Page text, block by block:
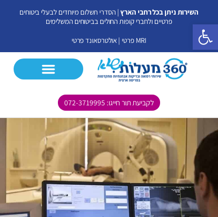
השירות ניתן בכל רחבי הארץ| הסדרי תשלום מיוחדים לבעלי ביטוחים
פרטיים ולחברי קופות החולים בביטוחים המשלימים
MRI פרטי | אולטרסאונד פרטי
לקביעת תור חייגו: 072-3719995
פתח סרגל נגישות